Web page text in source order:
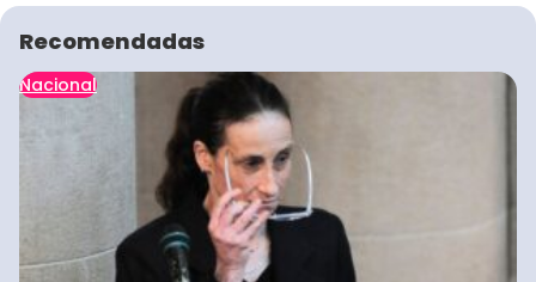
Recomendadas
Nacional